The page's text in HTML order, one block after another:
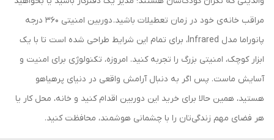
مراقب خانه‌ی خود در زمان تعطیلات باشید. دوربین امنیتی 360 درجه
پانوراما مدل Infrared، برای تمام این شرایط طراحی شده است تا با یک
ابزار کوچک، امنیتی بزرگ را تجربه کنید. امروزه، تکنولوژی برای امنیت و
آسایش ماست. پس اگر به دنبال آرامش واقعی در دنیای پرهیاهو
هستید، همین حالا برای خرید این دوربین اقدام کنید و خانه، محل کار یا
هر فضای مهم زندگی‌تان را با چشمانی هوشمند، محافظت کنید.